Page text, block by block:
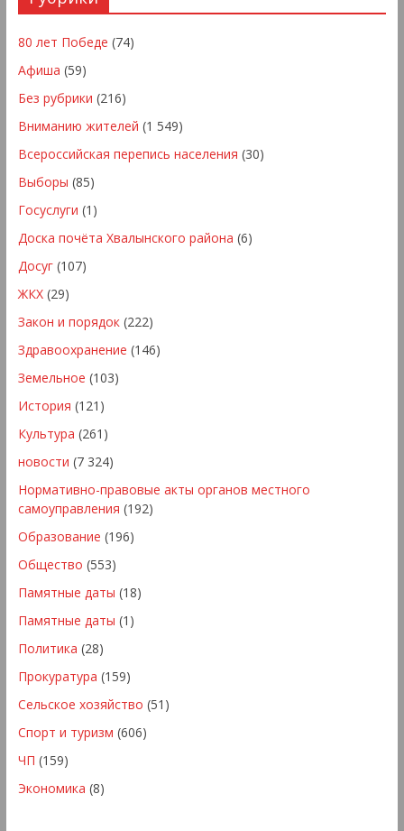
80 лет Победе (74)
Афиша (59)
Без рубрики (216)
Вниманию жителей (1 549)
Всероссийская перепись населения (30)
Выборы (85)
Госуслуги (1)
Доска почёта Хвалынского района (6)
Досуг(107)
ЖКХ(29)
Закон и порядок(222)
Здравоохранение (146)
Земельное (103)
История (121)
Культура (261)
новости (7 324)
Нормативно-правовые акты органов местного
самоуправления (192)
Образование (196)
Общество (553)
Памятные даты (18)
Памятные даты (1)
Политика (28)
Прокуратура (159)
Сельское хозяйство (51)
Спорт и туризм (606)
ЧП (159)
Экономика (8)